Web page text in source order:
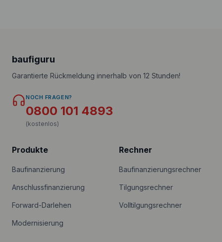
baufiguru
Garantierte Rückmeldung innerhalb von 12 Stunden!
NOCH FRAGEN?
0800 101 4893
(kostenlos)
Produkte
Baufinanzierung
Anschlussfinanzierung
Forward-Darlehen
Modernisierung
Rechner
Baufinanzierungsrechner
Tilgungsrechner
Volltilgungsrechner